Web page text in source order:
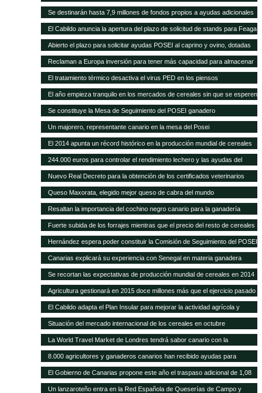
Se destinarán hasta 7,9 millones de fondos propios a ayudas adicionales
de diversas líneas POSEI
El Cabildo anuncia la apertura del plazo de solicitud de stands para Feaga
2015
Abierto el plazo para solicitar ayudas POSEI al caprino y ovino, dotadas
con seis millones de euros
Reclaman a Europa inversión para tener más capacidad para almacenar
cereal y oleaginosas
El tratamiento térmico desactiva el virus PED en los piensos
El año empieza tranquilo en los mercados de cereales sin que se esperen
cambios en meses
Se constituye la Mesa de Seguimiento del POSEI ganadero
Un majorero, representante canario en la mesa del Posei
El 2014 apunta un récord histórico en la producción mundial de cereales
244.000 euros para controlar el rendimiento lechero y las ayudas del
POSEI
Nuevo Real Decreto para la obtención de los certificados veterinarios
para comercio exterior
Queso Maxorata, elegido mejor queso de cabra del mundo
Resaltan la importancia del cochino negro canario para la ganadería
isleña
Fuerte subida de los forrajes mientras que el precio del resto de cereales
se mantiene fijo
Hernández espera poder constituir la Comisión de Seguimiento del POSEI
ganadero antes de finales de año
Canarias explicará su experiencia con Senegal en materia ganadera
Se recortan las expectativas de producción mundial de cereales en 2014
a pesar de las cosechas récord de maíz y trigo
Agricultura gestionará en 2015 doce millones más que el ejercicio pasado
y alcanza los 418,9 millones de euros
El Cabildo adapta el Plan Insular para mejorar la actividad agrícola y
ganadera
Situación del mercado internacional de los cereales en octubre
La World Travel Market de Londres tendrá sabor canario con la
promoción de sus quesos y vinos
8.000 agricultores y ganaderos canarios han recibido ayudas para
desarrollo rural
El Gobierno de Canarias propone este año el traspaso adicional de 1,08
millones del REA a la ganadería de las islas
Un lanzaroteño entra en la Red Española de Queserías de Campo y